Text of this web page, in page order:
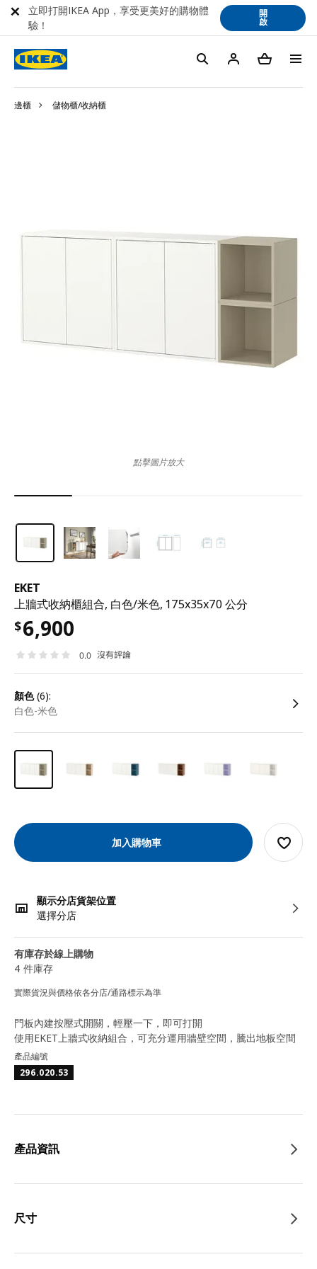
邊櫃 儲物櫃/收納櫃
EKET
上牆式收納櫃組合, 白色/米色, 175x35x70 公分
$6,900
0.0 沒有評論
顏色(6):
白色-米色
加入購物車
顯示分店貨架位置
選擇分店
有庫存於線上購物
4 件庫存
實際貨況與價格依各分店/通路標示為準
點擊圖片放大
門板內建按壓式開關，輕壓一下，即可打開
使用EKET上牆式收納組合，可充分運用牆壁空間，騰出地板空間
產品編號
296.020.53
產品資訊
尺寸
立即打開IKEA App，享受更美好的購物體
驗！
開
啟